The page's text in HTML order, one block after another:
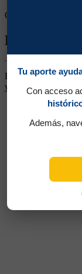
Goles rivales:
Biografía de
Puntero Derecho.
y capacidad
Tu aporte
Con acceso
Además,